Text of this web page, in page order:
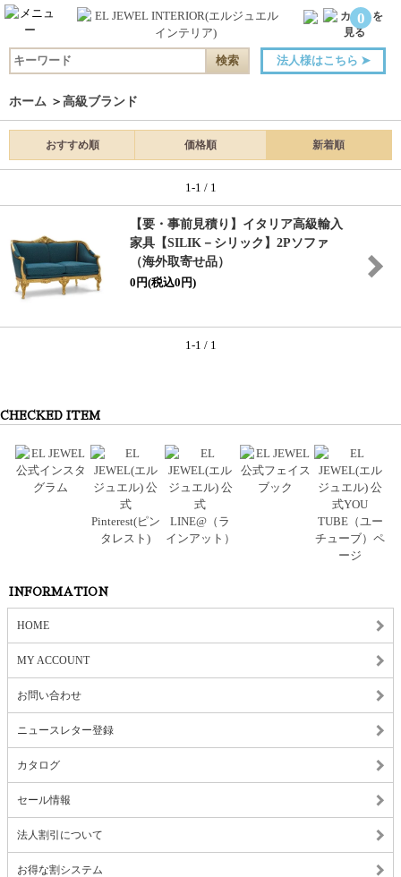
0
法人様はこちら ➤
ホーム ＞ 高級ブランド
おすすめ順 価格順 新着順
1-1 / 1
【要・事前見積り】イタリア高級輸入
家具【SILIK－シリック】2Pソファ
（海外取寄せ品）
0円(税込0円)
1-1 / 1
CHECKED ITEM
INFORMATION
HOME
MY ACCOUNT
お問い合わせ
ニュースレター登録
カタログ
セール情報
法人割引について
お得な割システム